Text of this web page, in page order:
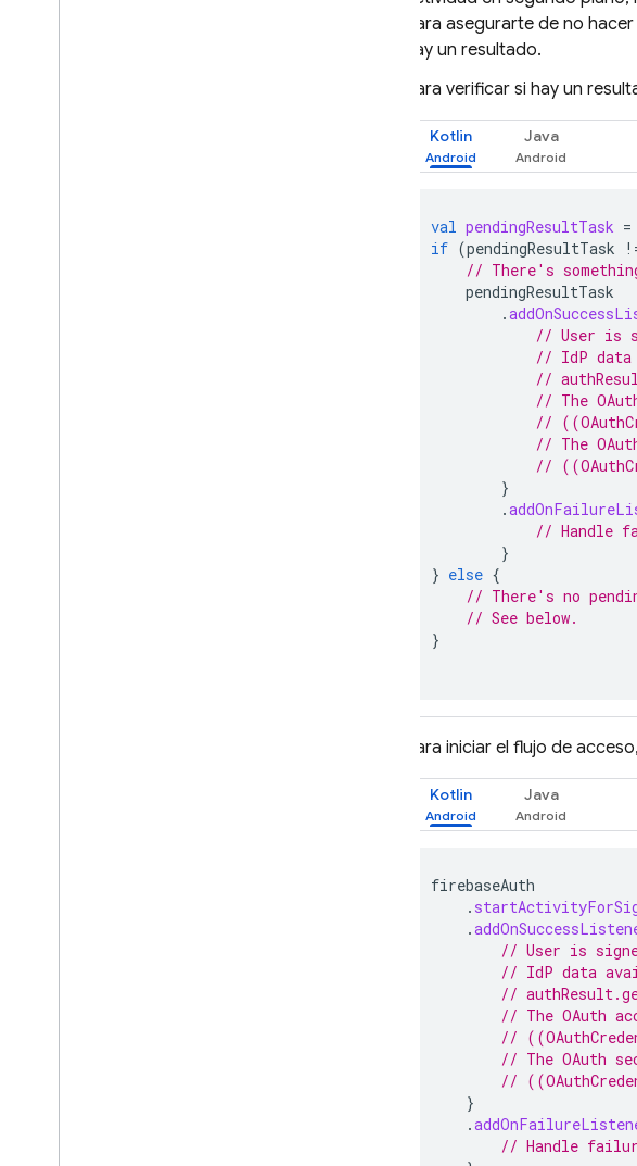
Para asegurarte de no
hay un resultado.
Para verificar si hay un
Kotlin Java
val pendingResultTask =
if (pendingResultTask
// There's
pendingResultTask
.
// User is
// IdP
//
// The
//
// The
//
}
.
// Handle
}
} else {
// There's no
// See below.
}
Para iniciar el flujo de
Kotlin Java
firebaseAuth
.
.
// User is
// IdP data
//
// The OAuth
//
// The OAuth
//
}
.
// Handle